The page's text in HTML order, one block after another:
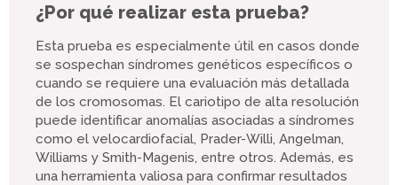
¿Por qué realizar esta prueba?
Esta prueba es especialmente útil en casos donde
se sospechan síndromes genéticos específicos o
cuando se requiere una evaluación más detallada
de los cromosomas. El cariotipo de alta resolución
puede identificar anomalías asociadas a síndromes
como el velocardiofacial, Prader-Willi, Angelman,
Williams y Smith-Magenis, entre otros. Además, es
una herramienta valiosa para confirmar resultados